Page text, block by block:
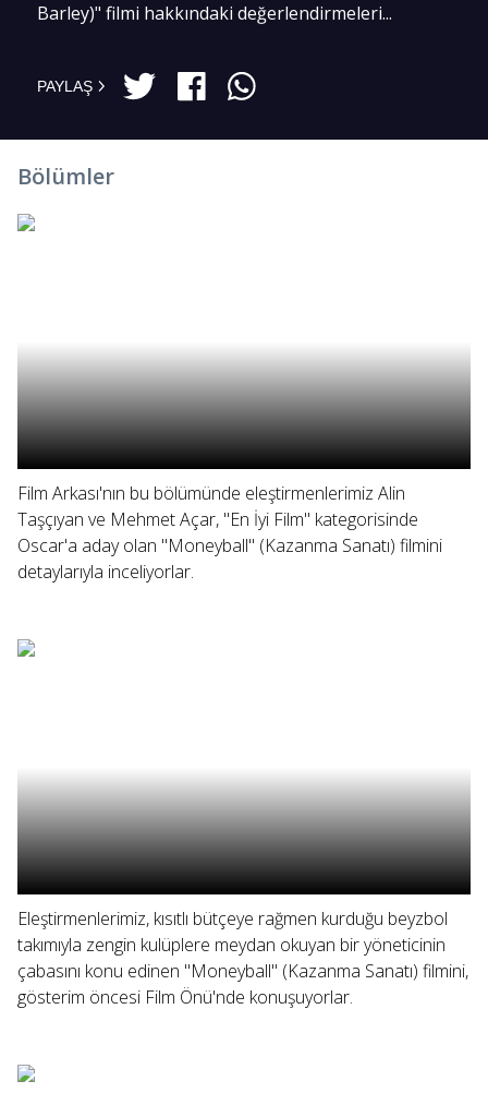
Barley)" filmi hakkındaki değerlendirmeleri...
PAYLAŞ
Bölümler
Film Arkası'nın bu bölümünde eleştirmenlerimiz Alin
Taşçıyan ve Mehmet Açar, "En İyi Film" kategorisinde
Oscar'a aday olan "Moneyball" (Kazanma Sanatı) filmini
detaylarıyla inceliyorlar.
Eleştirmenlerimiz, kısıtlı bütçeye rağmen kurduğu beyzbol
takımıyla zengin kulüplere meydan okuyan bir yöneticinin
çabasını konu edinen "Moneyball" (Kazanma Sanatı) filmini,
gösterim öncesi Film Önü'nde konuşuyorlar.